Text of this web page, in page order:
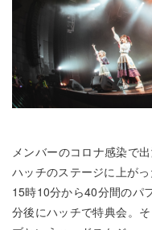
メンバーのコロナ感染で
ハッチのステージに上が
15時10分から40分間のパ
分後にハッチで特典会。